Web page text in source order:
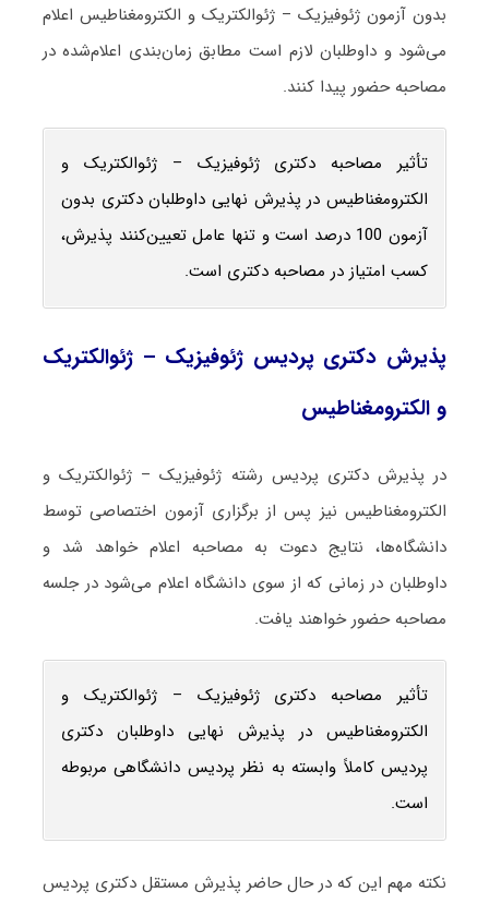
بدون آزمون ژئوفیزیک – ژئوالکتریک و الکترومغناطیس اعلام
می‌شود و داوطلبان لازم است مطابق زمان‌بندی اعلام‌شده در
مصاحبه حضور پیدا کنند.
تأثیر مصاحبه دکتری ژئوفیزیک – ژئوالکتریک و
الکترومغناطیس در پذیرش نهایی داوطلبان دکتری بدون
آزمون 100 درصد است و تنها عامل تعیین‌کنند پذیرش،
کسب امتیاز در مصاحبه دکتری است.
پذیرش دکتری پردیس ژئوفیزیک – ژئوالکتریک
و الکترومغناطیس
در پذیرش دکتری پردیس رشته ژئوفیزیک – ژئوالکتریک و
الکترومغناطیس نیز پس از برگزاری آزمون اختصاصی توسط
دانشگاه‌ها، نتایج دعوت به مصاحبه اعلام خواهد شد و
داوطلبان در زمانی که از سوی دانشگاه اعلام می‌شود در جلسه
مصاحبه حضور خواهند یافت.
تأثیر مصاحبه دکتری ژئوفیزیک – ژئوالکتریک و
الکترومغناطیس در پذیرش نهایی داوطلبان دکتری
پردیس کاملاً وابسته به نظر پردیس دانشگاهی مربوطه
است.
نکته مهم این که در حال حاضر پذیرش مستقل دکتری پردیس